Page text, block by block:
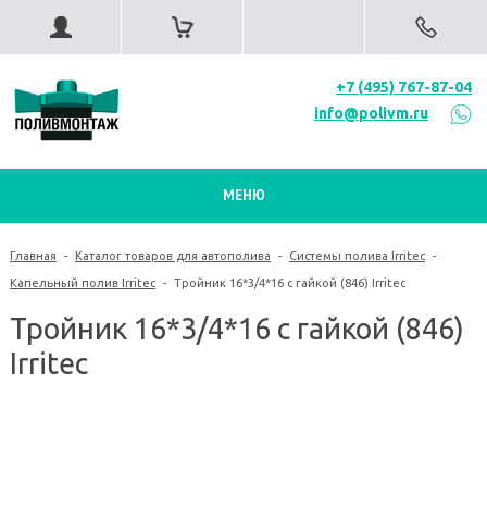
+7 (495) 767-87-04
info@polivm.ru
МЕНЮ
Главная - Каталог товаров для автополива - Системы полива Irritec -
Капельный полив Irritec - Тройник 16*3/4*16 с гайкой (846) Irritec
Тройник 16*3/4*16 с гайкой (846)
Irritec